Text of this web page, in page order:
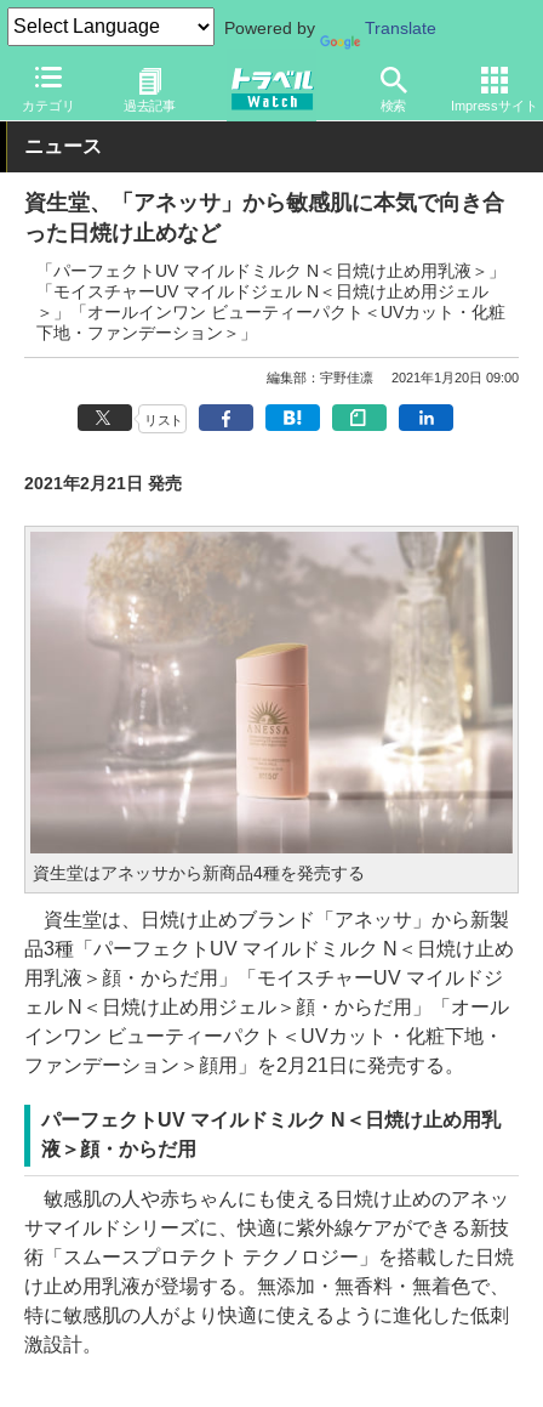
Powered by Translate
カテゴリ 過去記事 検索 Impressサイト
トラベル Watch 旅のアイテム 旅行グッズ その他
ニュース
資生堂、「アネッサ」から敏感肌に本気で向き合
った日焼け止めなど
「パーフェクトUV マイルドミルク N＜日焼け止め用乳液＞」
「モイスチャーUV マイルドジェル N＜日焼け止め用ジェル
＞」「オールインワン ビューティーパクト＜UVカット・化粧
下地・ファンデーション＞」
編集部：宇野佳凛 2021年1月20日 09:00
リスト
2021年2月21日 発売
資生堂はアネッサから新商品4種を発売する
資生堂は、日焼け止めブランド「アネッサ」から新製
品3種「パーフェクトUV マイルドミルク N＜日焼け止め
用乳液＞顔・からだ用」「モイスチャーUV マイルドジ
ェル N＜日焼け止め用ジェル＞顔・からだ用」「オール
インワン ビューティーパクト＜UVカット・化粧下地・
ファンデーション＞顔用」を2月21日に発売する。
パーフェクトUV マイルドミルク N＜日焼け止め用乳
液＞顔・からだ用
敏感肌の人や赤ちゃんにも使える日焼け止めのアネッ
サマイルドシリーズに、快適に紫外線ケアができる新技
術「スムースプロテクト テクノロジー」を搭載した日焼
け止め用乳液が登場する。無添加・無香料・無着色で、
特に敏感肌の人がより快適に使えるように進化した低刺
激設計。